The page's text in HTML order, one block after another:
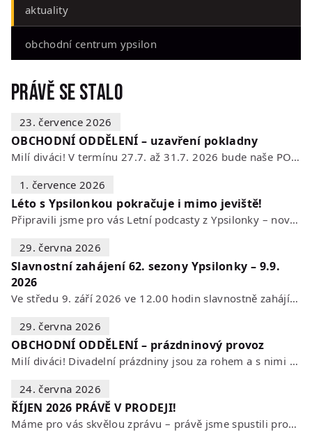
aktuality
obchodní centrum ypsilon
Právě se stalo
23. července 2026
OBCHODNÍ ODDĚLENÍ – uzavření pokladny
Milí diváci! V termínu 27.7. až 31.7. 2026 bude naše POKLADNA z technických…
1. července 2026
Léto s Ypsilonkou pokračuje i mimo jeviště!
Připravili jsme pro vás Letní podcasty z Ypsilonky – novou sérii rozhovorů s…
29. června 2026
Slavnostní zahájení 62. sezony Ypsilonky – 9.9.
2026
Ve středu 9. září 2026 ve 12.00 hodin slavnostně zahájíme novou divadelní…
29. června 2026
OBCHODNÍ ODDĚLENÍ – prázdninový provoz
Milí diváci! Divadelní prázdniny jsou za rohem a s nimi se mění i otevírací…
24. června 2026
ŘÍJEN 2026 PRÁVĚ V PRODEJI!
Máme pro vás skvělou zprávu – právě jsme spustili prodej vstupenek na říjen…